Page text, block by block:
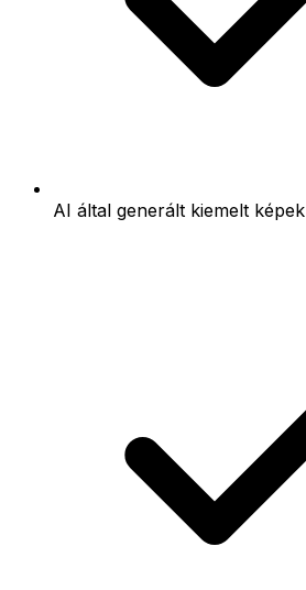
AI által generált kiemelt képek